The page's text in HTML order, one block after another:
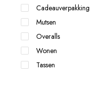
Cadeauverpakking
Mutsen
Overalls
Wonen
Tassen